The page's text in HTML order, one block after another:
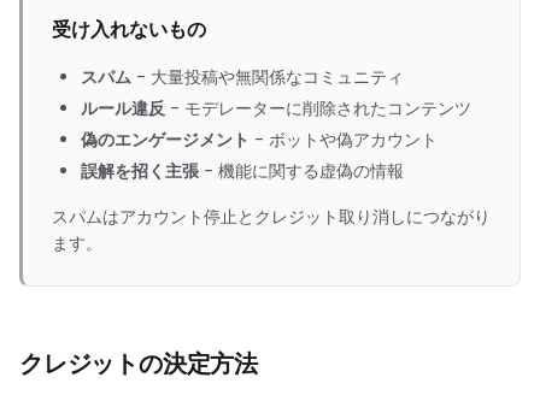
受け入れないもの
スパム - 大量投稿や無関係なコミュニティ
ルール違反 - モデレーターに削除されたコンテンツ
偽のエンゲージメント - ボットや偽アカウント
誤解を招く主張 - 機能に関する虚偽の情報
スパムはアカウント停止とクレジット取り消しにつながり
ます。
クレジットの決定方法